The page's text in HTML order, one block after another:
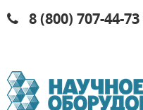
8 (800) 707-44-73